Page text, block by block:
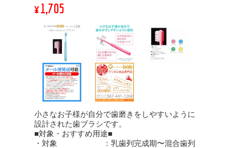
¥1,705
小さなお子様が自分で歯磨きをしやすいように
設計された歯ブラシです。
■対象・おすすめ用途■
・対象 ：乳歯列完成期〜混合歯列